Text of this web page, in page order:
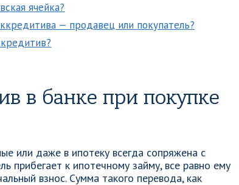
ячейка?
— продавец или покупатель?
в банке при покупке
или даже в ипотеку всегда сопряжена с
прибегает к ипотечному займу, все равно ему
взнос. Сумма такого перевода, как